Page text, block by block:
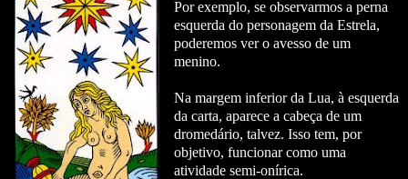
Por exemplo, se observarmos a perna
esquerda do personagem da Estrela,
poderemos ver o avesso de um
menino.
Na margem inferior da Lua, à esquerda
da carta, aparece a cabeça de um
dromedário, talvez. Isso tem, por
objetivo, funcionar como uma
atividade semi-onírica.